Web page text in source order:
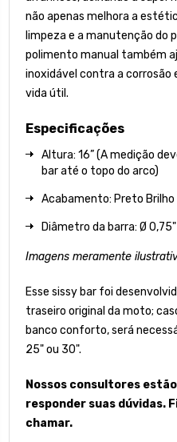
não apenas melhora a
limpeza e a manutenção do
polimento manual também
inoxidável contra a corrosão
vida útil.
Especificações
Altura: 16” (A medição
bar até o topo do arco)
Acabamento: Preto Brilho
Diâmetro da barra: Ø 0,75"
Imagens meramente
Esse sissy bar foi
traseiro original da moto;
banco conforto, será
25" ou 30".
Nossos consultores
responder suas dúvidas.
chamar.